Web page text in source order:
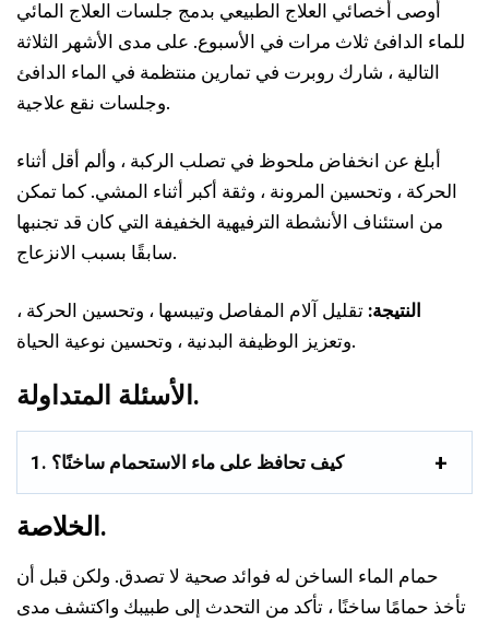
أوصى أخصائي العلاج الطبيعي بدمج جلسات العلاج المائي
للماء الدافئ ثلاث مرات في الأسبوع. على مدى الأشهر الثلاثة
التالية ، شارك روبرت في تمارين منتظمة في الماء الدافئ
وجلسات نقع علاجية.
أبلغ عن انخفاض ملحوظ في تصلب الركبة ، وألم أقل أثناء
الحركة ، وتحسين المرونة ، وثقة أكبر أثناء المشي. كما تمكن
من استئناف الأنشطة الترفيهية الخفيفة التي كان قد تجنبها
سابقًا بسبب الانزعاج.
النتيجة: تقليل آلام المفاصل وتيبسها ، وتحسين الحركة ،
وتعزيز الوظيفة البدنية ، وتحسين نوعية الحياة.
الأسئلة المتداولة.
1. كيف تحافظ على ماء الاستحمام ساخنًا؟
الخلاصة.
حمام الماء الساخن له فوائد صحية لا تصدق. ولكن قبل أن
تأخذ حمامًا ساخنًا ، تأكد من التحدث إلى طبيبك واكتشف مدى